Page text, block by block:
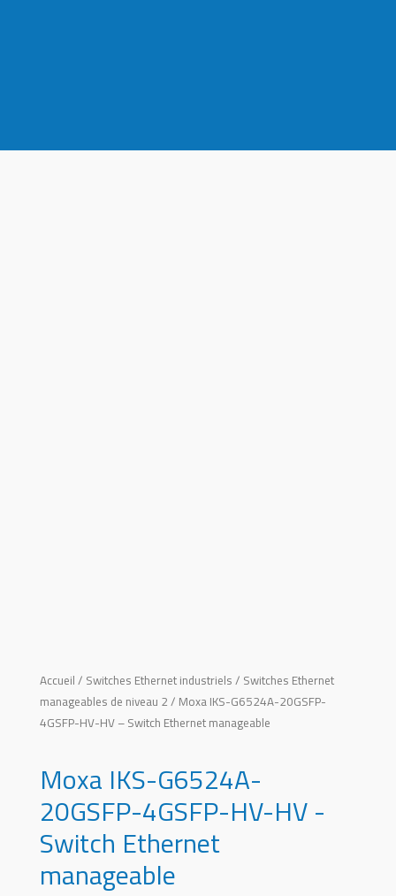
Accueil / Switches Ethernet industriels / Switches Ethernet
manageables de niveau 2 / Moxa IKS-G6524A-20GSFP-
4GSFP-HV-HV – Switch Ethernet manageable
Moxa IKS-G6524A-
20GSFP-4GSFP-HV-HV -
Switch Ethernet
manageable